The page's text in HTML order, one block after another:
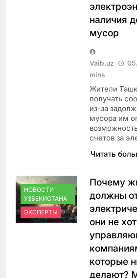
наличия
мусор
Vaib.uz
mins
Жители
получать
из-за
мусора им
счетов за
Читать
НОВОСТИ
УЗБЕКИСТАНА
ЭКСПЕРТЫ
Почему
должны
они не
которые
делают?